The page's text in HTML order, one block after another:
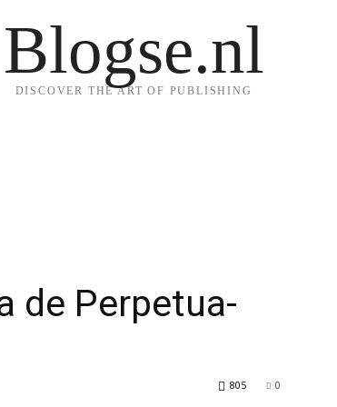
Blogse.nl
DISCOVER THE ART OF PUBLISHING
de Perpetua-
0
805